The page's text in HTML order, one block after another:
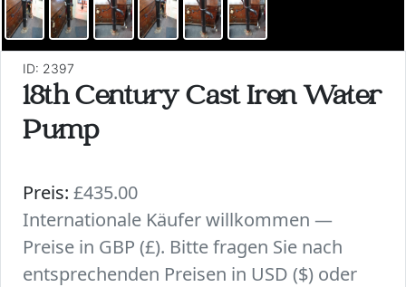
ID: 2397
18th Century Cast Iron Water
Pump
Preis: £435.00
Internationale Käufer willkommen —
Preise in GBP (£). Bitte fragen Sie nach
entsprechenden Preisen in USD ($) oder